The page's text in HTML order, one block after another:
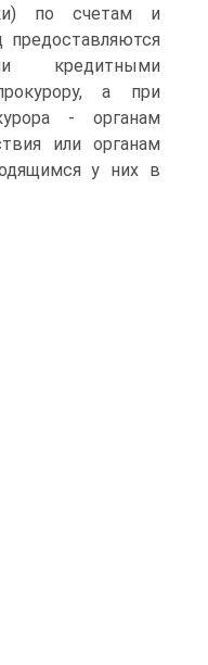
по счетам и
предоставляются
кредитными
а при
- органам
или органам
у них в